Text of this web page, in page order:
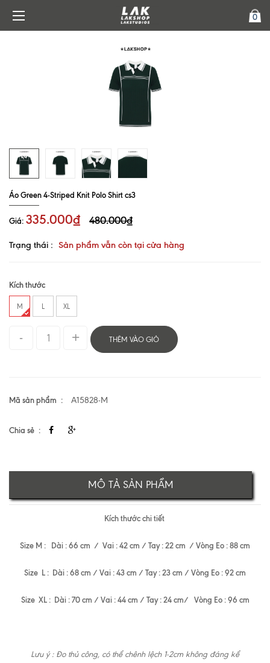
0
Áo Green 4-Striped Knit Polo Shirt cs3
Giá: 335.000₫ 480.000₫
Trạng thái : Sản phẩm vẫn còn tại cửa hàng
Kích thước
M L XL
THÊM VÀO GIỎ
Mã sản phẩm A15828-M
Chia sẻ
MÔ TẢ SẢN PHẨM
Kích thước chi tiết
Size M : Dài : 66 cm / Vai : 42 cm / Tay : 22 cm / Vòng Eo : 88 cm
Size L : Dài : 68 cm / Vai : 43 cm / Tay : 23 cm / Vòng Eo : 92 cm
Size XL : Dài : 70 cm / Vai : 44 cm / Tay : 24 cm/ Vòng Eo : 96 cm
Lưu ý : Đo thủ công, có thể chênh lệch 1-2cm không đáng kể